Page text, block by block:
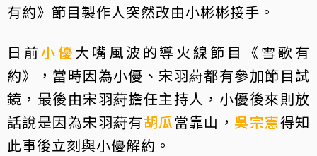
有約》節目製作人突然改由小彬彬接手。
日前小優大嘴風波的導火線節目《雪歌有
約》，當時因為小優、宋羽葤都有參加節目試
鏡，最後由宋羽葤擔任主持人，小優後來則放
話說是因為宋羽葤有胡瓜當靠山， 吳宗憲得知
此事後立刻與小優解約。